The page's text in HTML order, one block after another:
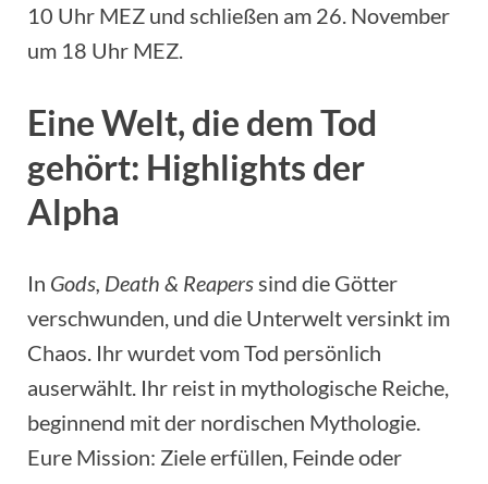
10 Uhr MEZ und schließen am 26. November
um 18 Uhr MEZ.
Eine Welt, die dem Tod
gehört: Highlights der
Alpha
In Gods, Death & Reapers sind die Götter
verschwunden, und die Unterwelt versinkt im
Chaos. Ihr wurdet vom Tod persönlich
auserwählt. Ihr reist in mythologische Reiche,
beginnend mit der nordischen Mythologie.
Eure Mission: Ziele erfüllen, Feinde oder